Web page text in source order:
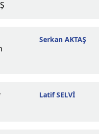
Serkan AKTAŞ
Latif SELVİ